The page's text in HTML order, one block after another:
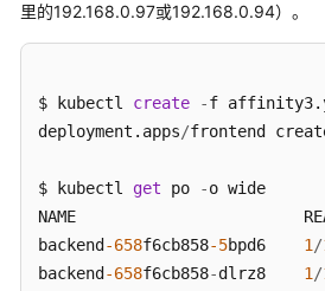
里的192.168.0.97或192.168.0.94）。
$ kubectl create -f
deployment.apps/frontend
$ kubectl get po -o wide
NAME
backend -658f6cb858-5bpd6 1/
backend -658f6cb858-dlrz8 1/